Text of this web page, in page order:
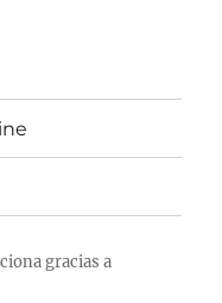
gracias a